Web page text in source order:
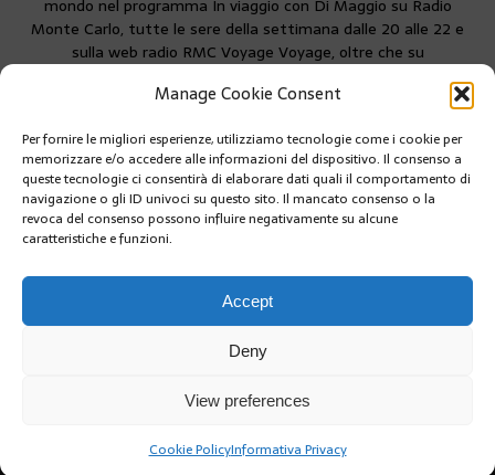
Manage Cookie Consent
Per fornire le migliori esperienze, utilizziamo tecnologie come i cookie per
memorizzare e/o accedere alle informazioni del dispositivo. Il consenso a
queste tecnologie ci consentirà di elaborare dati quali il comportamento di
navigazione o gli ID univoci su questo sito. Il mancato consenso o la
revoca del consenso possono influire negativamente su alcune
caratteristiche e funzioni.
Accept
Deny
View preferences
Cookie PolicyInformativa Privacy
mondo nel programma In viaggio con Di Maggio su Radio
Monte Carlo, tutte le sere della settimana dalle 20 alle 22 e
sulla web radio RMC Voyage Voyage, oltre che su
PRÉCÉDENT
IL PRINCIPE ALBERTO II FIRMA IL MURO DELLA PACE
Copyright @2019 | by Crivle